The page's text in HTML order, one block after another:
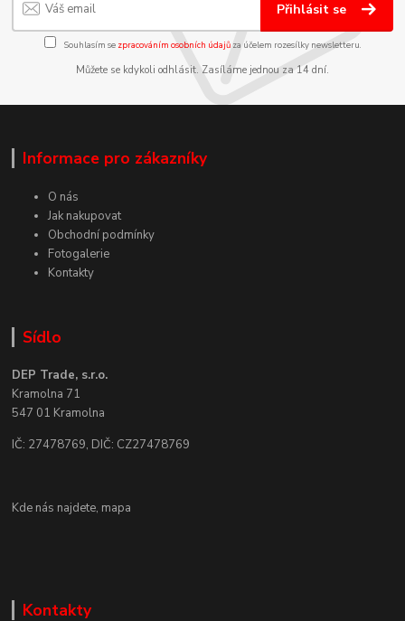
Přihlásit se
Souhlasím se zpracováním osobních údajůza účelem rozesílky newsletteru.
Můžete se kdykoli odhlásit. Zasíláme jednou za 14 dní.
Informace pro zákazníky
O nás
Jak nakupovat
Obchodní podmínky
Fotogalerie
Kontakty
Sídlo
DEP Trade, s.r.o.
Kramolna 71
547 01 Kramolna
IČ: 27478769, DIČ: CZ27478769
Kde nás najdete, mapa
Kontakty